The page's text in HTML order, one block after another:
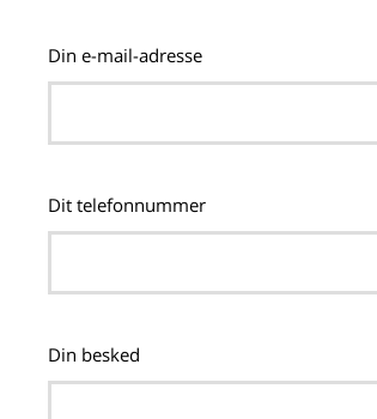
Din e-mail-adresse
Dit telefonnummer
Din besked